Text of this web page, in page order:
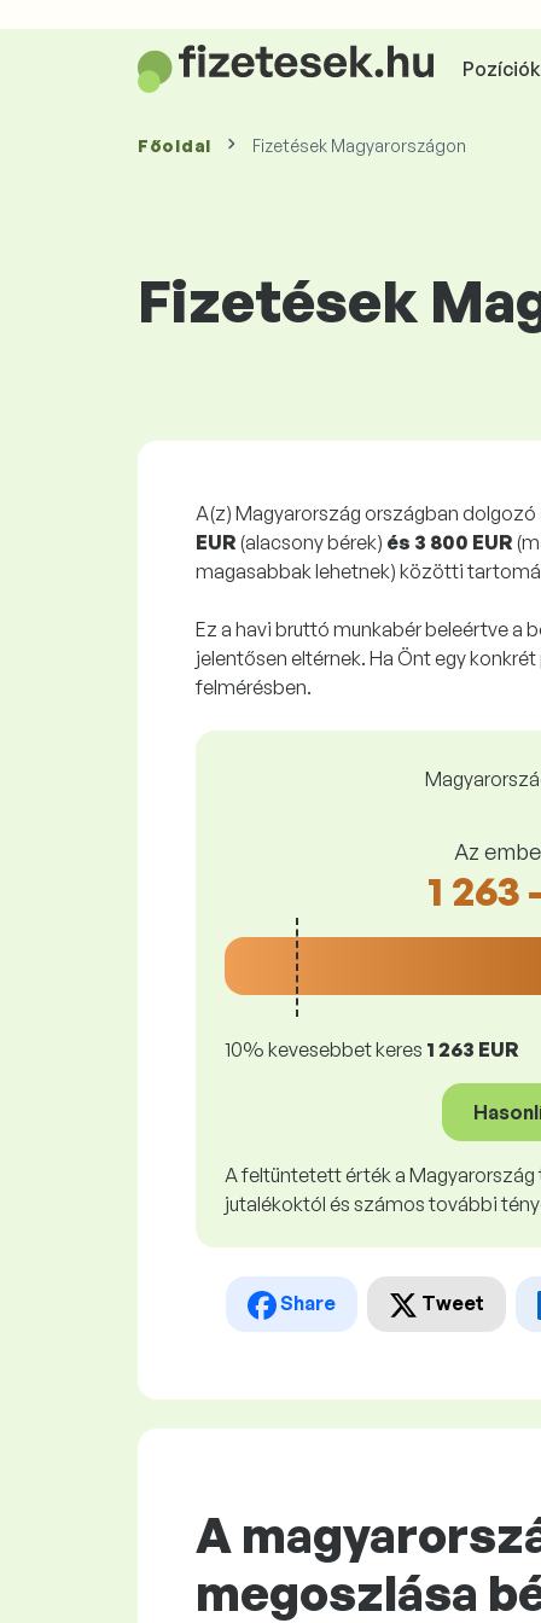
Főoldal Fizetések Magyarországon
Fizetések
A(z) Magyarország országban
EUR (alacsony bérek) és 3 800 EUR
magasabbak lehetnek) közötti
Ez a havi bruttó munkabér beleértve a
jelentősen eltérnek. Ha Önt egy
felmérésben.
Az
1 263
10% kevesebbet keres 1 263 EUR
A feltüntetett érték a
jutalékoktól és számos további
Share Tweet
A
megoszlása